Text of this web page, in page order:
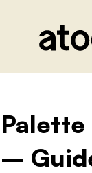
–